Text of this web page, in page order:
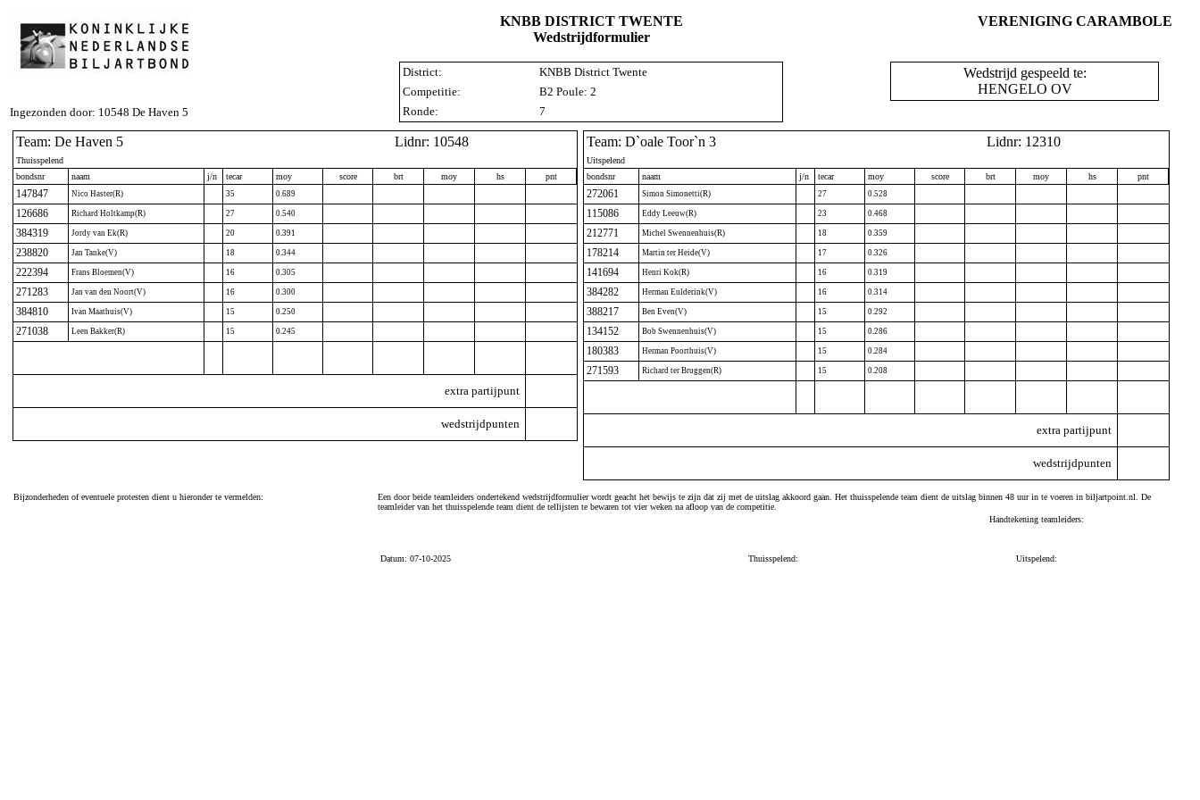
Ingezonden door: 10548 De Haven 5
KNBB DISTRICT TWENTE
Wedstrijdformulier
District:
KNBB District Twente
Competitie:
B2 Poule: 2
Ronde:
7
VERENIGING CARAMBOLE
Wedstrijd gespeeld te:
HENGELO OV
Team: De Haven 5 Lidnr: 10548
Thuisspelend
bondsnr
naam j/n tecar moy score brt moy hs pnt
147847 Nico Haster(R) 35 0.689
126686 Richard Holtkamp(R) 27 0.540
384319 Jordy van Ek(R) 20 0.391
238820 Jan Tanke(V) 18 0.344
222394 Frans Bloemen(V) 16 0.305
271283 Jan van den Noort(V) 16 0.300
384810 Ivan Maathuis(V) 15 0.250
271038 Leen Bakker(R) 15 0.245
extra partijpunt
wedstrijdpunten
Team: D`oale Toor`n 3 Lidnr: 12310
Uitspelend
bondsnr
naam j/n tecar moy score brt moy hs pnt
272061 Simon Simonetti(R) 27 0.528
115086 Eddy Leeuw(R) 23 0.468
212771 Michel Swennenhuis(R) 18 0.359
178214 Martin ter Heide(V) 17 0.326
141694 Henri Kok(R) 16 0.319
384282 Herman Eulderink(V) 16 0.314
388217 Ben Even(V) 15 0.292
134152 Bob Swennenhuis(V) 15 0.286
180383 Herman Poorthuis(V) 15 0.284
271593 Richard ter Bruggen(R) 15 0.208
extra partijpunt
wedstrijdpunten
Bijzonderheden of eventuele protesten dient u hieronder te vermelden:
Een door beide teamleiders ondertekend wedstrijdformulier wordt geacht het bewijs te zijn dat zij met de uitslag akkoord gaan. Het thuisspelende team dient de uitslag binnen 48 uur in te voeren in biljartpoint.nl. De
teamleider van het thuisspelende team dient de tellijsten te bewaren tot vier weken na afloop van de competitie.
Datum: 07-10-2025 Thuisspelend:
Handtekening teamleiders:
Uitspelend: